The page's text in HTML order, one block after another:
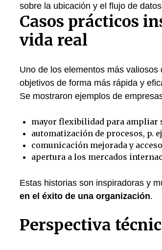
sobre la ubicación y el flujo de
Casos prácticos
vida real
Uno de los elementos más valiosos
objetivos de forma más rápida y
Se mostraron ejemplos de
mayor flexibilidad para ampliar
automatización de procesos, p.
comunicación mejorada y
apertura a los mercados
Estas historias son inspiradoras y
en el éxito de una organización.
Perspectiva